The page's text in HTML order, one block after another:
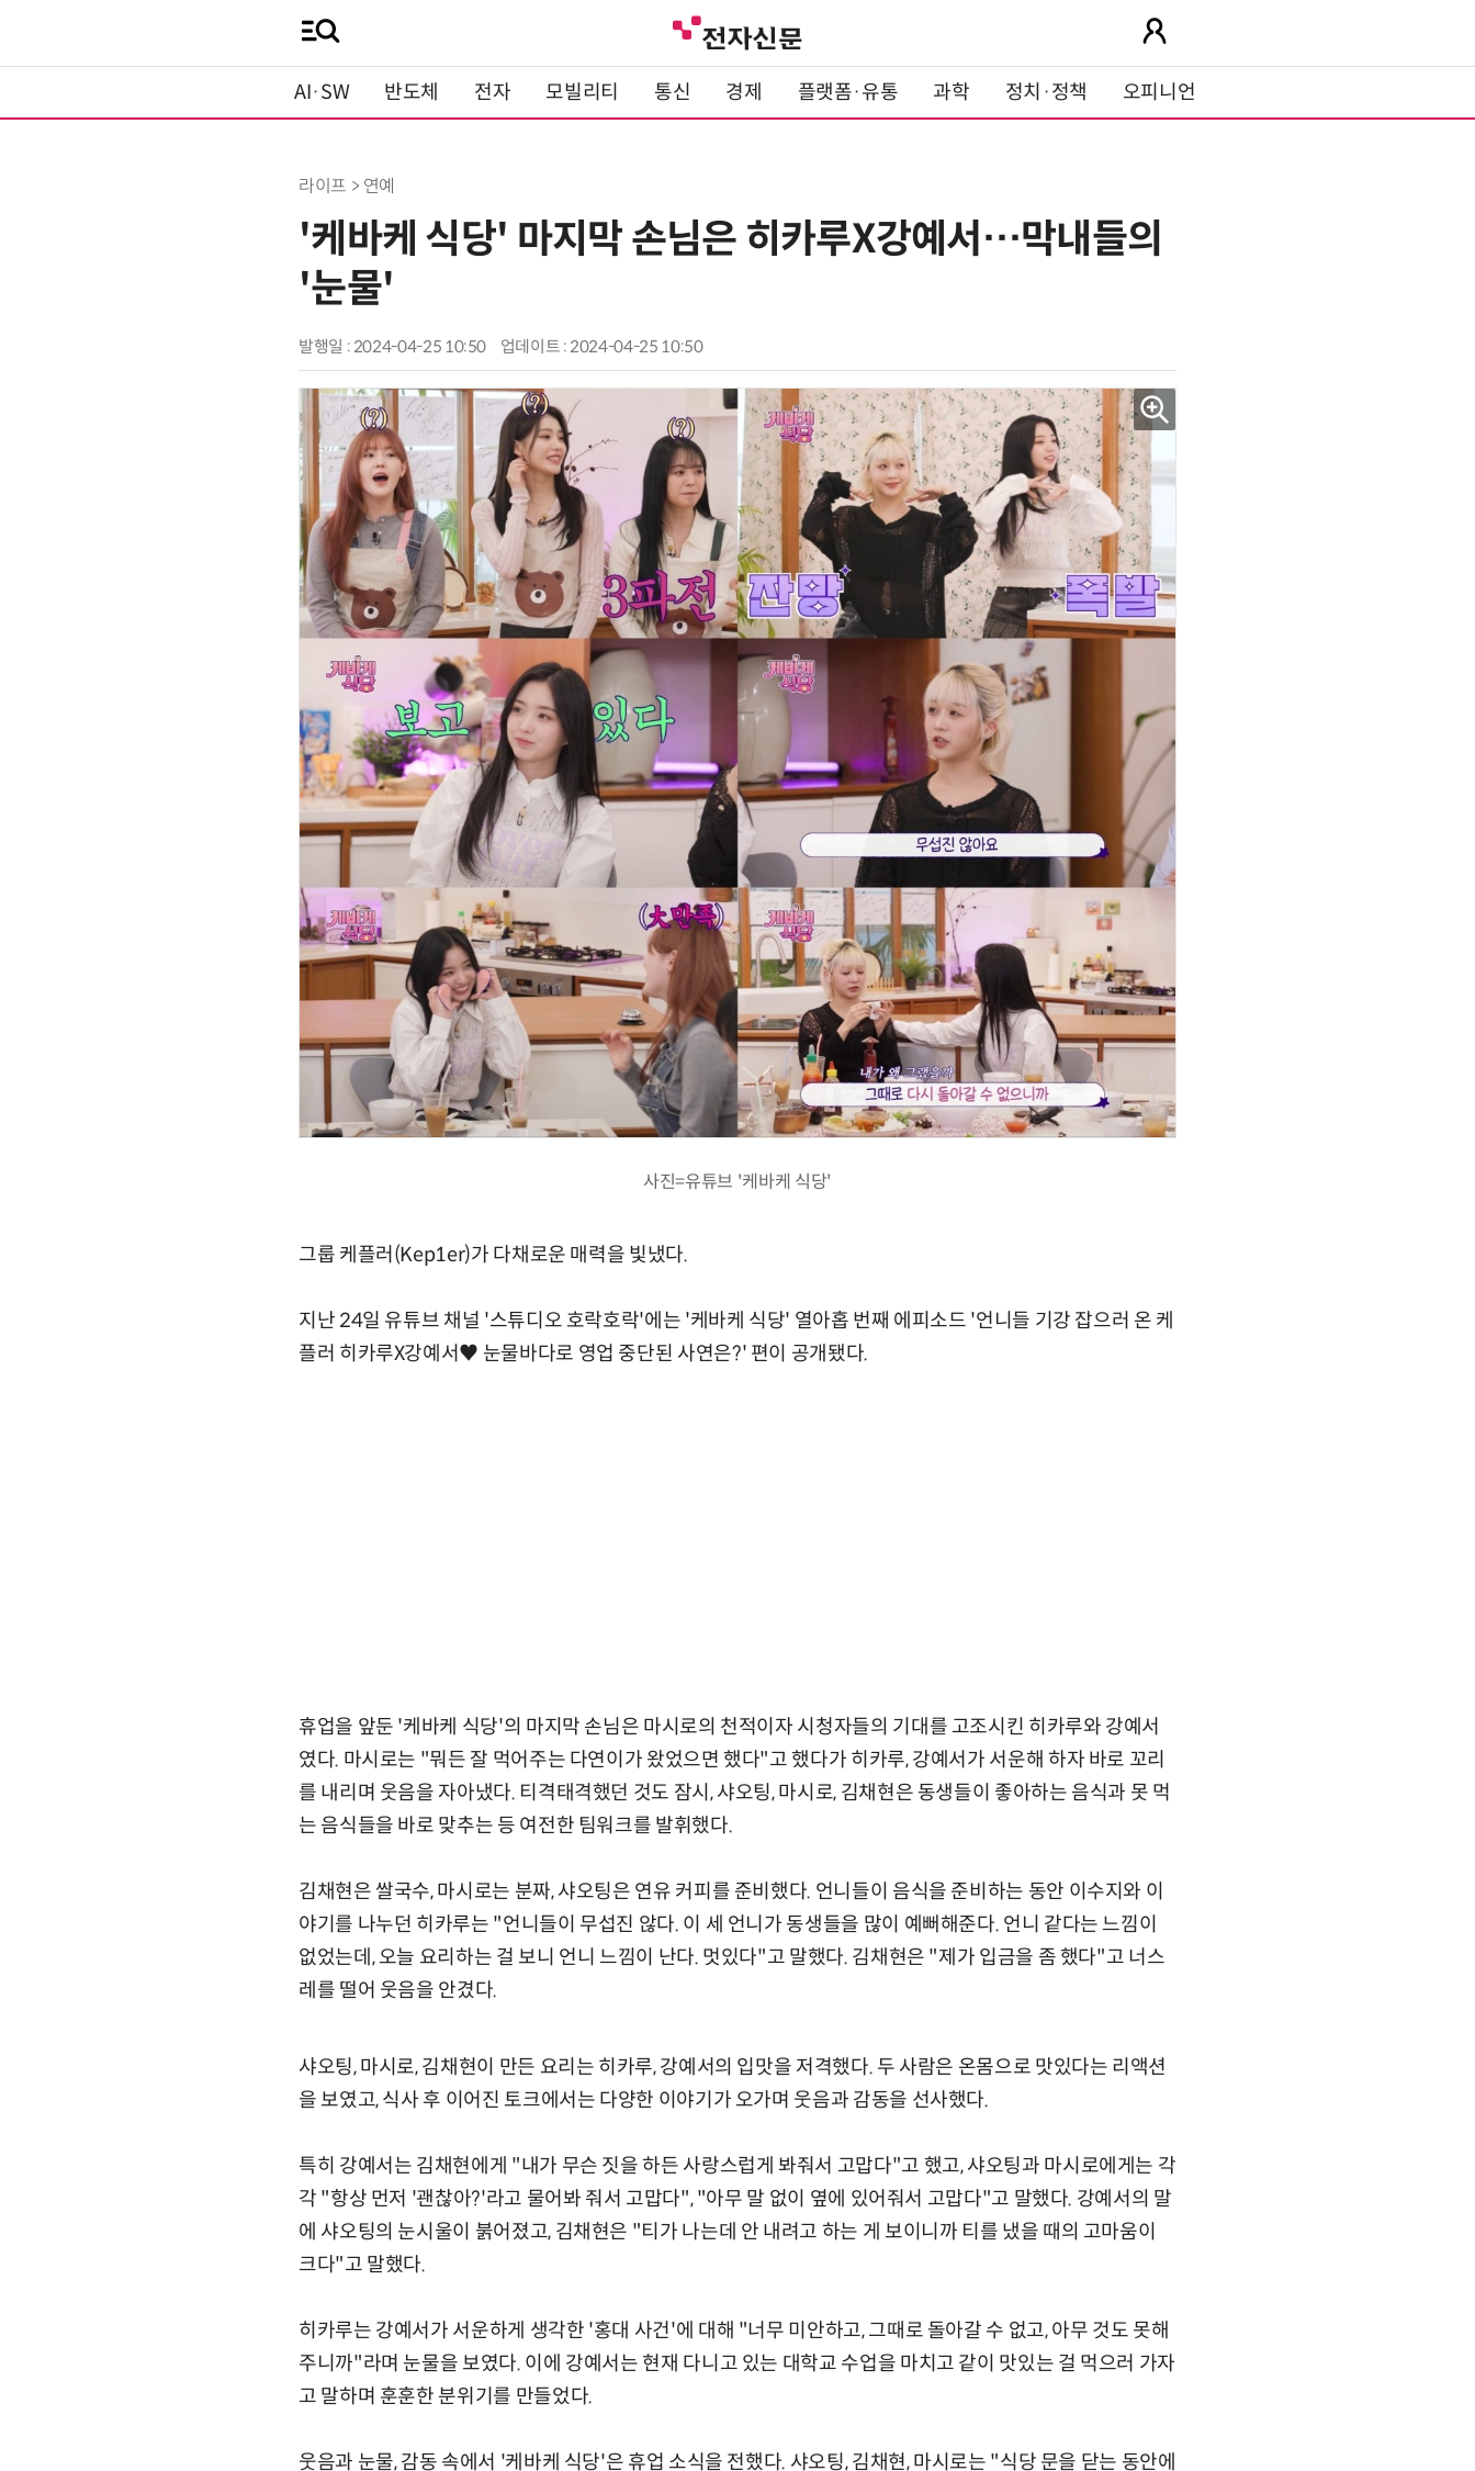
AI·SW 반도체 전자 모빌리티 통신 경제 플랫폼·유통 과학 정치·정책 오피니언
라이프 > 연예
'케바케 식당' 마지막 손님은 히카루X강예서…막내들의
'눈물'
발행일 : 2024-04-25 10:50 업데이트 : 2024-04-25 10:50
사진=유튜브 '케바케 식당'
그룹 케플러(Kep1er)가 다채로운 매력을 빛냈다.
지난 24일 유튜브 채널 '스튜디오 호락호락'에는 '케바케 식당' 열아홉 번째 에피소드 '언니들 기강 잡으러 온 케
플러 히카루X강예서♥ 눈물바다로 영업 중단된 사연은?' 편이 공개됐다.
휴업을 앞둔 '케바케 식당'의 마지막 손님은 마시로의 천적이자 시청자들의 기대를 고조시킨 히카루와 강예서
였다. 마시로는 "뭐든 잘 먹어주는 다연이가 왔었으면 했다"고 했다가 히카루, 강예서가 서운해 하자 바로 꼬리
를 내리며 웃음을 자아냈다. 티격태격했던 것도 잠시, 샤오팅, 마시로, 김채현은 동생들이 좋아하는 음식과 못 먹
는 음식들을 바로 맞추는 등 여전한 팀워크를 발휘했다.
김채현은 쌀국수, 마시로는 분짜, 샤오팅은 연유 커피를 준비했다. 언니들이 음식을 준비하는 동안 이수지와 이
야기를 나누던 히카루는 "언니들이 무섭진 않다. 이 세 언니가 동생들을 많이 예뻐해준다. 언니 같다는 느낌이
없었는데, 오늘 요리하는 걸 보니 언니 느낌이 난다. 멋있다"고 말했다. 김채현은 "제가 입금을 좀 했다"고 너스
레를 떨어 웃음을 안겼다.
샤오팅, 마시로, 김채현이 만든 요리는 히카루, 강예서의 입맛을 저격했다. 두 사람은 온몸으로 맛있다는 리액션
을 보였고, 식사 후 이어진 토크에서는 다양한 이야기가 오가며 웃음과 감동을 선사했다.
특히 강예서는 김채현에게 "내가 무슨 짓을 하든 사랑스럽게 봐줘서 고맙다"고 했고, 샤오팅과 마시로에게는 각
각 "항상 먼저 '괜찮아?'라고 물어봐 줘서 고맙다", "아무 말 없이 옆에 있어줘서 고맙다"고 말했다. 강예서의 말
에 샤오팅의 눈시울이 붉어졌고, 김채현은 "티가 나는데 안 내려고 하는 게 보이니까 티를 냈을 때의 고마움이
크다"고 말했다.
히카루는 강예서가 서운하게 생각한 '홍대 사건'에 대해 "너무 미안하고, 그때로 돌아갈 수 없고, 아무 것도 못해
주니까"라며 눈물을 보였다. 이에 강예서는 현재 다니고 있는 대학교 수업을 마치고 같이 맛있는 걸 먹으러 가자
고 말하며 훈훈한 분위기를 만들었다.
웃음과 눈물, 감동 속에서 '케바케 식당'은 휴업 소식을 전했다. 샤오팅, 김채현, 마시로는 "식당 문을 닫는 동안에